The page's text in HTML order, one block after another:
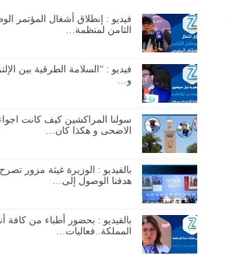
فيديو : إنطلاق أشغال المؤتمر
الثامن لمنظمة…
فيديو : “السلامة الطرقية بين
و…
سولنا المراكشين كيف كانت
الاضحى و هكذا كان…
بالفيديو : الوزيرة غيثة مزور
هدفنا الوصول إلى…
بالفيديو : بحضور أطباء من كافة
المملكة..فعاليات…